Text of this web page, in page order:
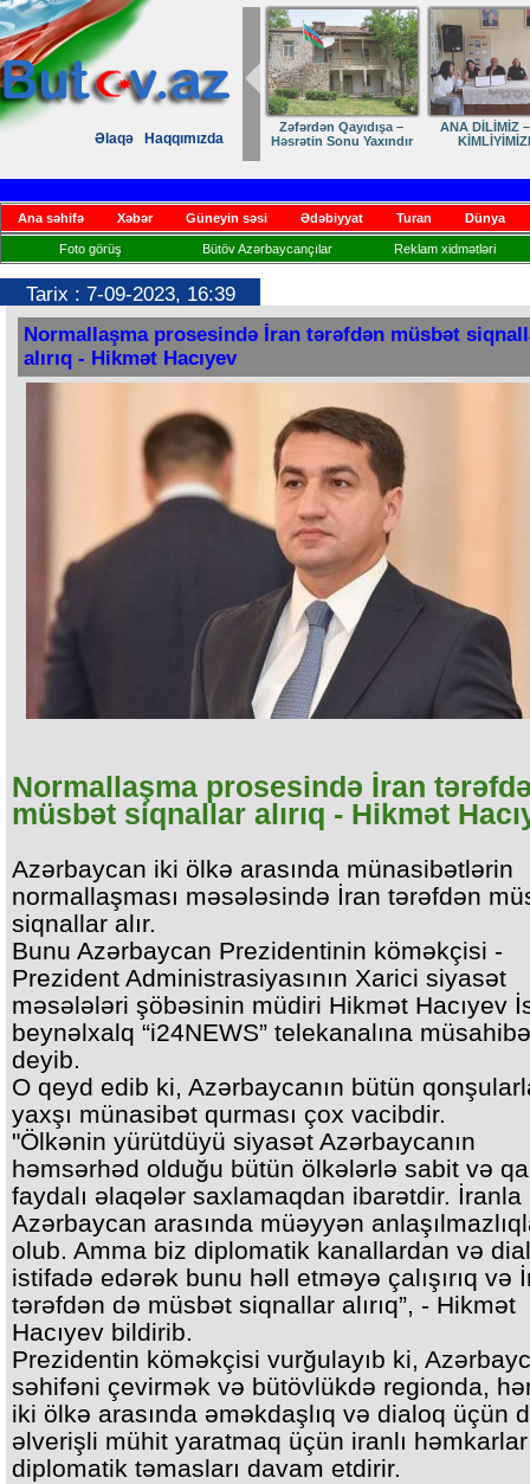
Əlaqə Haqqımızda
Dostumuza sürpriz
yubiley təbriki
Elmanın öz
Ana səhifə Xəbər Güneyin səsi Ədəbiyyat Turan Dünya
Foto görüş Bütöv Azərbaycançılar Reklam xidmətləri
Tarix : 7-09-2023, 16:39
Normallaşma prosesində İran tərəfdən müsbət
alırıq - Hikmət Hacıyev
Normallaşma prosesində İran
müsbət siqnallar alırıq - Hikmət
Azərbaycan iki ölkə arasında münasibətlərin
normallaşması məsələsində İran tərəfdən
siqnallar alır.
Bunu Azərbaycan Prezidentinin köməkçisi -
Prezident Administrasiyasının Xarici siyasət
məsələləri şöbəsinin müdiri Hikmət Hacıyev
beynəlxalq “i24NEWS” telekanalına
deyib.
O qeyd edib ki, Azərbaycanın bütün
yaxşı münasibət qurması çox vacibdir.
"Ölkənin yürütdüyü siyasət Azərbaycanın
həmsərhəd olduğu bütün ölkələrlə sabit və
faydalı əlaqələr saxlamaqdan ibarətdir. İranla
Azərbaycan arasında müəyyən
olub. Amma biz diplomatik kanallardan və
istifadə edərək bunu həll etməyə çalışırıq və
tərəfdən də müsbət siqnallar alırıq”, - Hikmət
Hacıyev bildirib.
Prezidentin köməkçisi vurğulayıb ki,
səhifəni çevirmək və bütövlükdə regionda,
iki ölkə arasında əməkdaşlıq və dialoq üçün
əlverişli mühit yaratmaq üçün iranlı
diplomatik təmasları davam etdirir.